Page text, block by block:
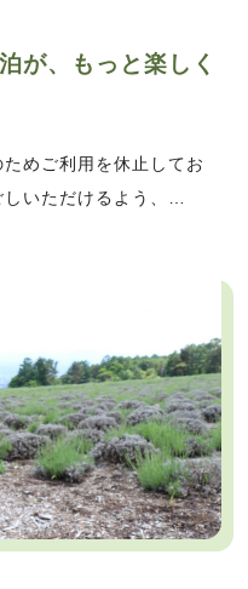
が、もっと楽しく
めご利用を休止してお
いただけるよう、…